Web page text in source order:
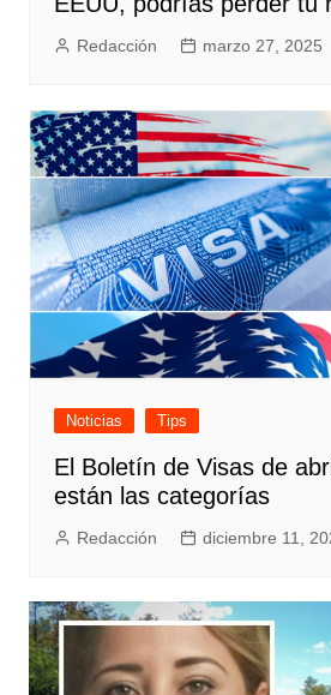
Redacción marzo 27, 2025
Noticias Tips
El Boletín de Visas de
están las categorías
Redacción diciembre 11,